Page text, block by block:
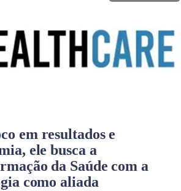
em resultados e
ele busca a
da Saúde com a
como aliada